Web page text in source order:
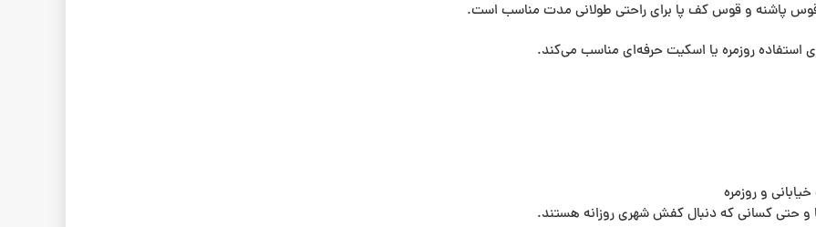
استفاده روزمره یا اسکیت حرفه‌ای مناسب می‌کند.
و روزمره
و حتی کسانی که دنبال کفش شهری روزانه هستند.